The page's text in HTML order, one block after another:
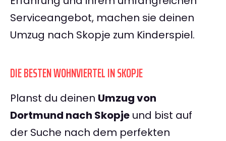
Serviceangebot, machen sie deinen
Umzug nach Skopje zum Kinderspiel.
DIE BESTEN WOHNVIERTEL IN SKOPJE
Planst du deinen Umzug von
Dortmund nach Skopje und bist auf
der Suche nach dem perfekten